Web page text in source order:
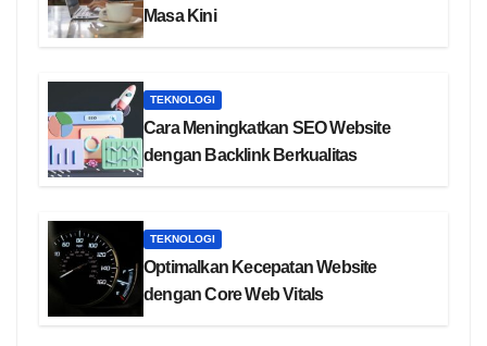
Masa Kini
TEKNOLOGI
Cara Meningkatkan SEO Website
dengan Backlink Berkualitas
TEKNOLOGI
Optimalkan Kecepatan Website
dengan Core Web Vitals